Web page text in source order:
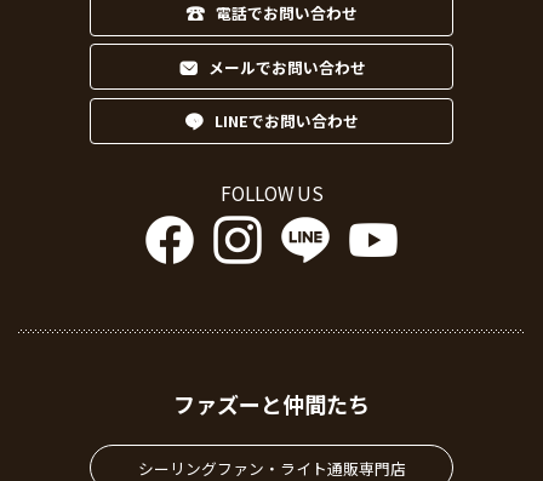
電話でお問い合わせ
メールでお問い合わせ
LINEでお問い合わせ
FOLLOW US
ファズーと仲間たち
シーリングファン・ライト通販専門店